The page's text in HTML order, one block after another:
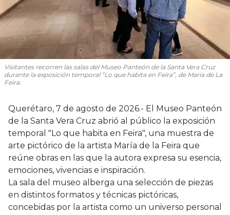
Visitantes recorren las salas del Museo Panteón de la Santa Vera Cruz
durante la exposición temporal “Lo que habita en Feira”, de María de La
Feira.
Querétaro, 7 de agosto de 2026.- El Museo Panteón
de la Santa Vera Cruz abrió al público la exposición
temporal "Lo que habita en Feira", una muestra de
arte pictórico de la artista María de la Feira que
reúne obras en las que la autora expresa su esencia,
emociones, vivencias e inspiración.
La sala del museo alberga una selección de piezas
en distintos formatos y técnicas pictóricas,
concebidas por la artista como un universo personal